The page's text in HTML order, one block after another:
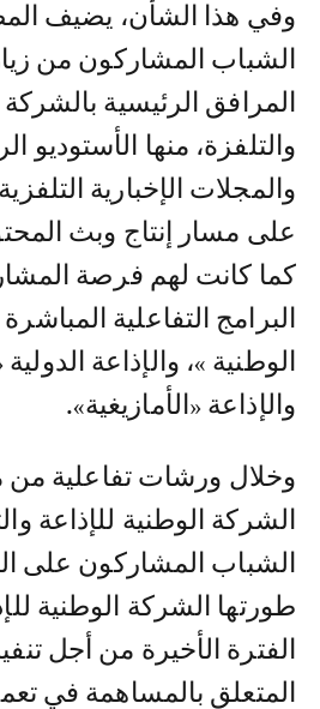
وفي هذا الشأن، يضيف
الشباب المشاركون من
المرافق الرئيسية بالشركة
والتلفزة، منها الأستوديو
والمجلات الإخبارية
على مسار إنتاج وبث
كما كانت لهم فرصة
البرامج التفاعلية المباشرة
الوطنية »، والإذاعة
والإذاعة «الأمازيغية».
وخلال ورشات تفاعلية
الشركة الوطنية للإذاعة
الشباب المشاركون على
طورتها الشركة الوطنية
الفترة الأخيرة من أجل
المتعلق بالمساهمة في